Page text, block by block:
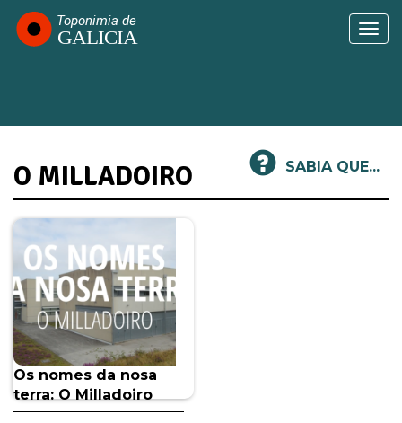
Passar
para
SABIA QUE...
O MILLADOIRO
Os nomes da nosa
terra: O Milladoiro